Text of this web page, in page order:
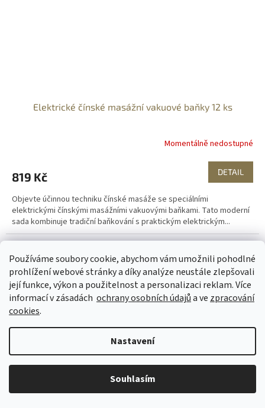
Používáme soubory cookie, abychom vám umožnili pohodlné
prohlížení webové stránky a díky analýze neustále zlepšovali
její funkce, výkon a použitelnost a personalizaci reklam. Více
informací v zásadách ochrany osobních údajůa ve zpracování
cookies.
Nastavení
Souhlasím
Elektrické čínské masážní vakuové baňky 12 ks
Momentálně nedostupné
819 Kč DETAIL
Objevte účinnou techniku čínské masáže se speciálními
elektrickými čínskými masážními vakuovými baňkami. Tato moderní
sada kombinuje tradiční baňkování s praktickým elektrickým...